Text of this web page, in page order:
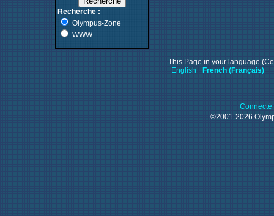
Recherche :
Olympus-Zone
WWW
This Page in your language
English
French (Français)
©2001-2026